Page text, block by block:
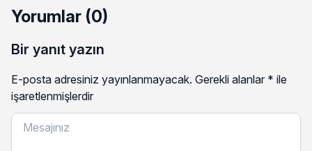
Yorumlar (0)
Bir yanıt yazın
E-posta adresiniz yayınlanmayacak. Gerekli alanlar * ile
işaretlenmişlerdir